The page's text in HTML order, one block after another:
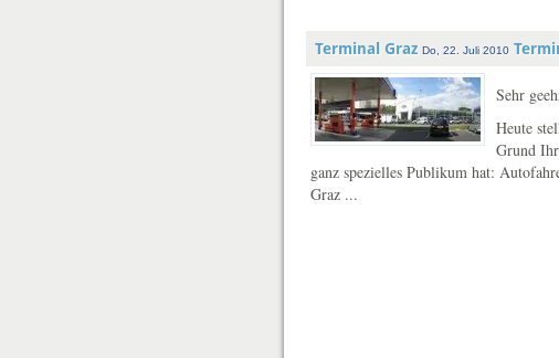
Terminal Graz Do, 22. Juli 2010
Sehr
Heute
Grund
ganz spezielles Publikum hat:
Graz ...